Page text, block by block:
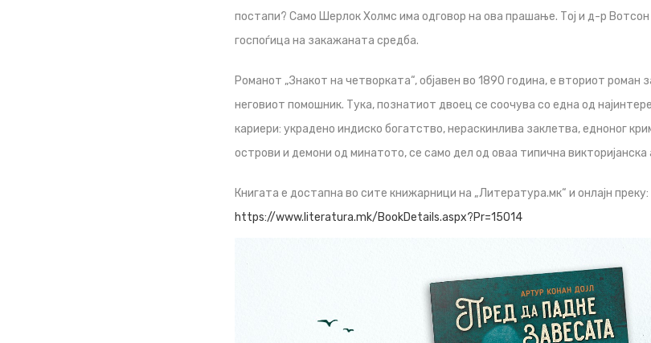
постапи? Само Шерлок Холмс има одговор на ова прашање. Тој и д-р
госпоѓица на закажаната средба.
Романот „Знакот на четворката“, објавен во 1890 година, е вториот
неговиот помошник. Тука, познатиот двоец се соочува со една од
кариери: украдено индиско богатство, нераскинлива заклетва, едноног
острови и демони од минатото, се само дел од оваа типична викторијанска
Книгата е достапна во сите книжарници на „Литература.мк“ и онлајн преку:
https://www.literatura.mk/BookDetails.aspx?Pr=15014